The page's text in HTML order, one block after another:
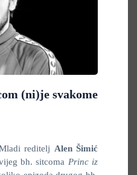
(ni)je svakome
reditelj Alen Šimić
bh. sitcoma Princ iz